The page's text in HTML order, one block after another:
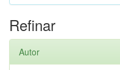
Refinar
Autor